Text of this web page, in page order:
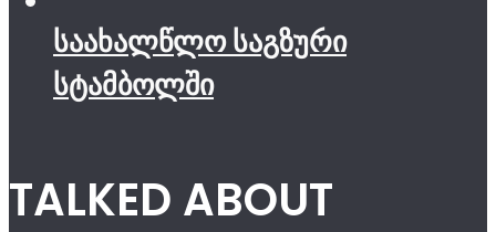
საახალწლო საგზური
სტამბოლში
TALKED ABOUT